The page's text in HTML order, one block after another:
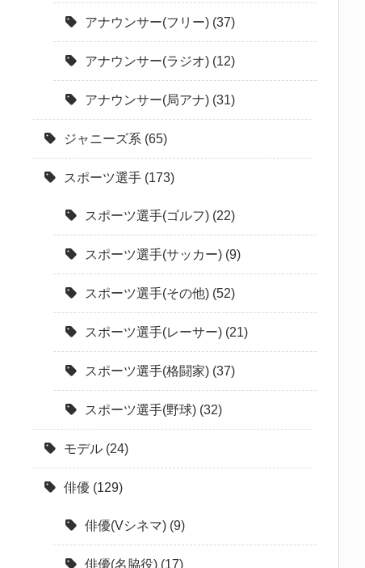
アナウンサー(フリー) (37)
アナウンサー(ラジオ) (12)
アナウンサー(局アナ) (31)
ジャニーズ系 (65)
スポーツ選手 (173)
スポーツ選手(ゴルフ) (22)
スポーツ選手(サッカー) (9)
スポーツ選手(その他) (52)
スポーツ選手(レーサー) (21)
スポーツ選手(格闘家) (37)
スポーツ選手(野球) (32)
モデル (24)
俳優 (129)
俳優(Vシネマ) (9)
俳優(名脇役) (17)